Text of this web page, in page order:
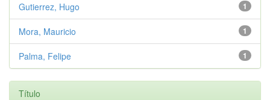
1
Gutierrez, Hugo
1
Mora, Mauricio
1
Palma, Felipe
Título